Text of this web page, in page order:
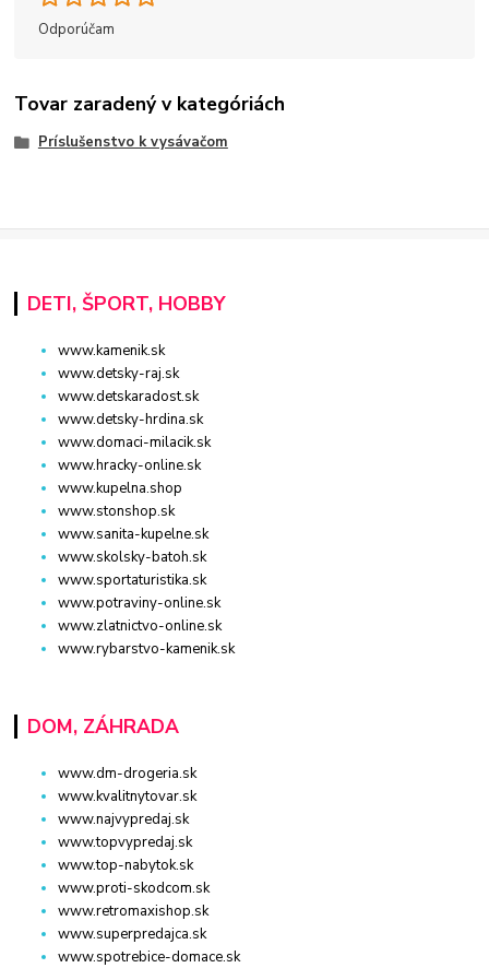
Odporúčam
Tovar zaradený v kategóriách
Príslušenstvo k vysávačom
DETI, ŠPORT, HOBBY
www.kamenik.sk
www.detsky-raj.sk
www.detskaradost.sk
www.detsky-hrdina.sk
www.domaci-milacik.sk
www.hracky-online.sk
www.kupelna.shop
www.stonshop.sk
www.sanita-kupelne.sk
www.skolsky-batoh.sk
www.sportaturistika.sk
www.potraviny-online.sk
www.zlatnictvo-online.sk
www.rybarstvo-kamenik.sk
DOM, ZÁHRADA
www.dm-drogeria.sk
www.kvalitnytovar.sk
www.najvypredaj.sk
www.topvypredaj.sk
www.top-nabytok.sk
www.proti-skodcom.sk
www.retromaxishop.sk
www.superpredajca.sk
www.spotrebice-domace.sk